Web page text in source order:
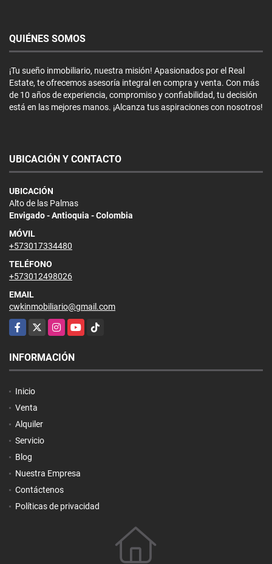
QUIÉNES SOMOS
¡Tu sueño inmobiliario, nuestra misión! Apasionados por el Real
Estate, te ofrecemos asesoría integral en compra y venta. Con más
de 10 años de experiencia, compromiso y confiabilidad, tu decisión
está en las mejores manos. ¡Alcanza tus aspiraciones con nosotros!
UBICACIÓN Y CONTACTO
UBICACIÓN
Alto de las Palmas
Envigado - Antioquia - Colombia
MÓVIL
+573017334480
TELÉFONO
+573012498026
EMAIL
cwkinmobiliario@gmail.com
Facebook
X InstagramYouTubeTikTok
INFORMACIÓN
Inicio
Venta
Alquiler
Servicio
Blog
Nuestra Empresa
Contáctenos
Políticas de privacidad